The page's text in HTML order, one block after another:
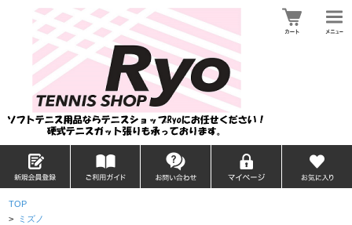
TOP
> ミズノ